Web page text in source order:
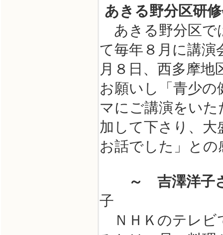
あきる野分区研
あきる野分区で
て毎年８月に講演
月８日、西多摩地
お願いし「青少の
マにご講演をい
加して下さり、
お話でした」と
～ 吉澤洋子
子
ＮＨＫのテレビ